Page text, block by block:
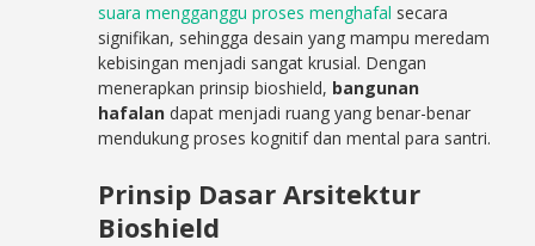
suara mengganggu proses menghafal secara
signifikan, sehingga desain yang mampu meredam
kebisingan menjadi sangat krusial. Dengan
menerapkan prinsip bioshield, bangunan
hafalan dapat menjadi ruang yang benar-benar
mendukung proses kognitif dan mental para santri.
Prinsip Dasar Arsitektur
Bioshield